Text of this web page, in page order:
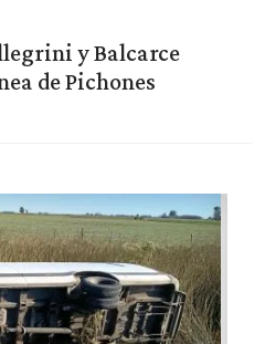
y Balcarce
de Pichones